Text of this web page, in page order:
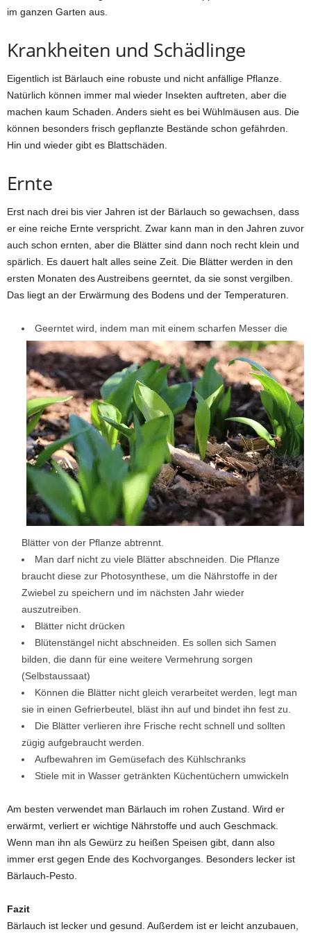
im ganzen Garten aus.
Krankheiten und Schädlinge
Eigentlich ist Bärlauch eine robuste und nicht anfällige Pflanze.
Natürlich können immer mal wieder Insekten auftreten, aber die
machen kaum Schaden. Anders sieht es bei Wühlmäusen aus. Die
können besonders frisch gepflanzte Bestände schon gefährden.
Hin und wieder gibt es Blattschäden.
Ernte
Erst nach drei bis vier Jahren ist der Bärlauch so gewachsen, dass
er eine reiche Ernte verspricht. Zwar kann man in den Jahren zuvor
auch schon ernten, aber die Blätter sind dann noch recht klein und
spärlich. Es dauert halt alles seine Zeit. Die Blätter werden in den
ersten Monaten des Austreibens geerntet, da sie sonst vergilben.
Das liegt an der Erwärmung des Bodens und der Temperaturen.
Geerntet wird, indem man mit einem scharfen Messer die
Blätter von der Pflanze abtrennt.
Man darf nicht zu viele Blätter abschneiden. Die Pflanze
braucht diese zur Photosynthese, um die Nährstoffe in der
Zwiebel zu speichern und im nächsten Jahr wieder
auszutreiben.
Blätter nicht drücken
Blütenstängel nicht abschneiden. Es sollen sich Samen
bilden, die dann für eine weitere Vermehrung sorgen
(Selbstaussaat)
Können die Blätter nicht gleich verarbeitet werden, legt man
sie in einen Gefrierbeutel, bläst ihn auf und bindet ihn fest zu.
Die Blätter verlieren ihre Frische recht schnell und sollten
zügig aufgebraucht werden.
Aufbewahren im Gemüsefach des Kühlschranks
Stiele mit in Wasser getränkten Küchentüchern umwickeln
Am besten verwendet man Bärlauch im rohen Zustand. Wird er
erwärmt, verliert er wichtige Nährstoffe und auch Geschmack.
Wenn man ihn als Gewürz zu heißen Speisen gibt, dann also
immer erst gegen Ende des Kochvorganges. Besonders lecker ist
Bärlauch-Pesto.
Fazit
Bärlauch ist lecker und gesund. Außerdem ist er leicht anzubauen,